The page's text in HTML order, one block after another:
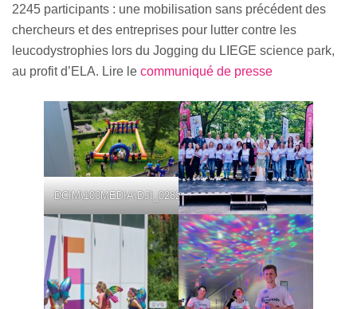
2245 participants : une mobilisation sans précédent des
chercheurs et des entreprises pour lutter contre les
leucodystrophies lors du Jogging du LIEGE science park,
au profit d’ELA. Lire le communiqué de presse
DCIM\100MEDIA\DJI_0282.JPG